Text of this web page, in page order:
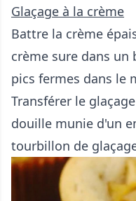
Glaçage à la crème
Battre la crème
crème sure dans
pics fermes dans le
Transférer le
douille munie d'un
tourbillon de